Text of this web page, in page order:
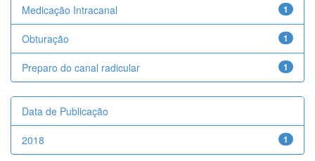
1
Medicação Intracanal
1
Obturação
1
Preparo do canal radicular
Data de Publicação
1
2018